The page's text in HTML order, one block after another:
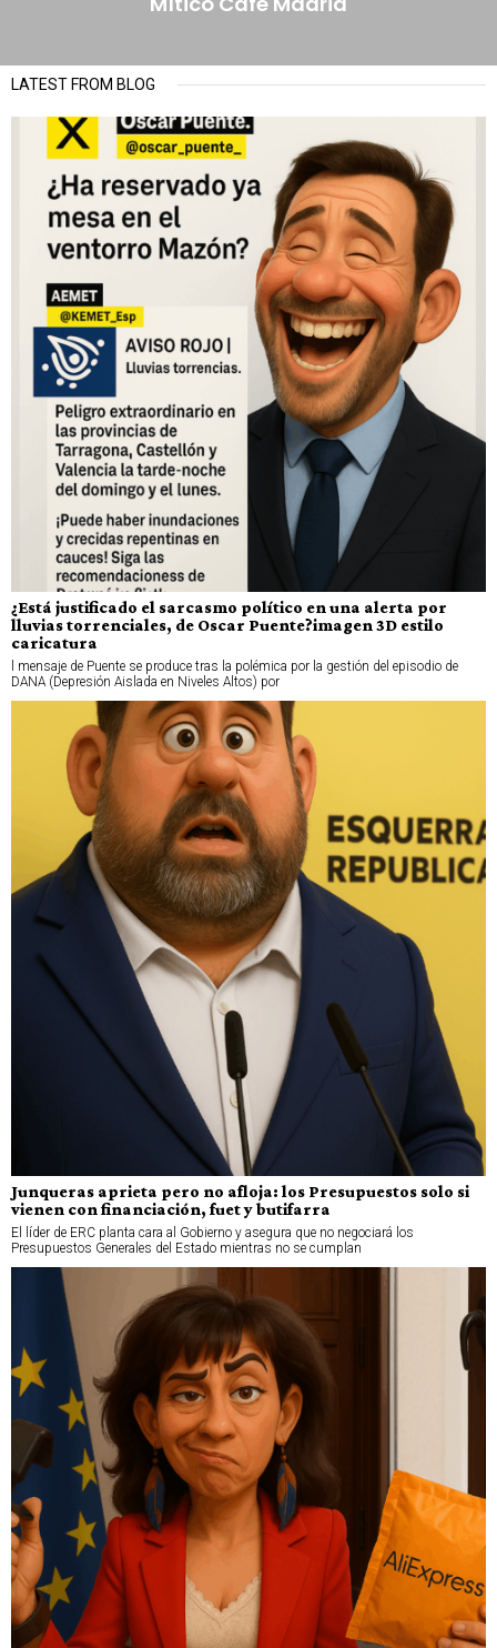
LATEST FROM BLOG
¿Está justificado el sarcasmo político en una alerta por
lluvias torrenciales, de Oscar Puente?imagen 3D estilo
caricatura
l mensaje de Puente se produce tras la polémica por la gestión del episodio de
DANA (Depresión Aislada en Niveles Altos) por
Junqueras aprieta pero no afloja: los Presupuestos solo si
vienen con financiación, fuet y butifarra
El líder de ERC planta cara al Gobierno y asegura que no negociará los
Presupuestos Generales del Estado mientras no se cumplan